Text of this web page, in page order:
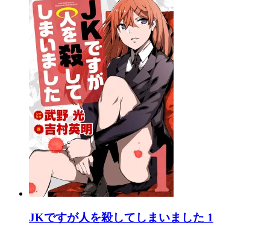
JKですが人を殺してしまいました 1